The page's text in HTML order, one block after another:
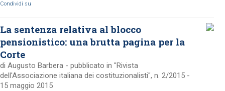
Condividi su
La sentenza relativa al blocco
pensionistico: una brutta pagina per la
Corte
di Augusto Barbera - pubblicato in "Rivista
dell'Associazione italiana dei costituzionalisti", n. 2/2015 -
15 maggio 2015